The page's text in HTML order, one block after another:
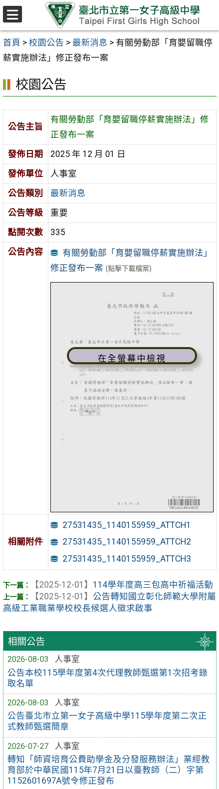
跳至主要內容區
首頁 > 校園公告 > 最新消息 > 有關勞動部「育嬰留職停
薪實施辦法」修正發布一案
相關公告
2026-08-03
人事室
公告本校115學年度第4次代理教師甄選第1次招考錄
取名單
2026-08-03
人事室
公告臺北市立第一女子高級中學115學年度第二次正
式教師甄選簡章
2026-07-27
人事室
轉知「師資培育公費助學金及分發服務辦法」業經教
育部於中華民國115年7月21日以臺教師（二）字第
1152601697A號令修正發布
校園公告
公告主旨
有關勞動部「育嬰留職停薪實施辦法」修
正發布一案
發佈日期
2025 年 12 月 01 日
發佈單位
人事室
公告類別
最新消息
公告等級
重要
點閱次數
335
公告內容
有關勞動部「育嬰留職停薪實施辦法」
修正發布一案 (點擊下載檔案)
在全螢幕中檢視
相關附件
27531435_1140155959_ATTCH1
27531435_1140155959_ATTCH2
27531435_1140155959_ATTCH3
【2025-12-01】 114學年度高三包高中祈福活動
【2025-12-01】 公告轉知國立彰化師範大學附屬
高級工業職業學校校長候選人徵求啟事
選
單